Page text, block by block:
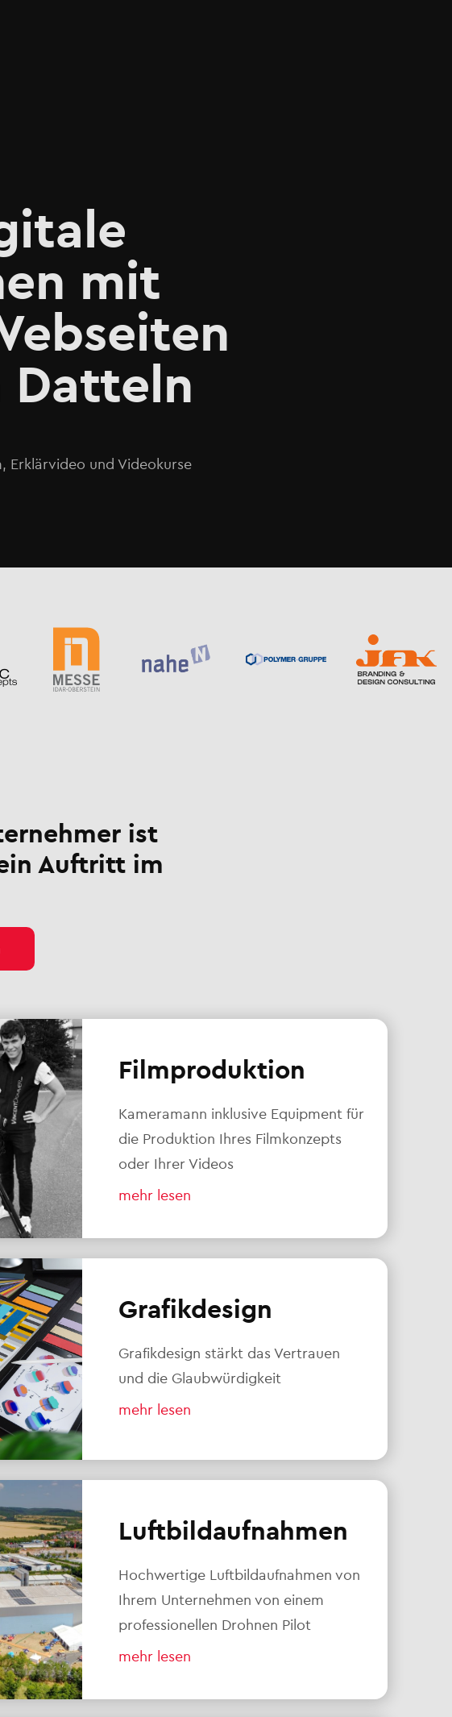
mit
Datteln
Erklärvideo und Videokurse
ist
Auftritt im
Filmproduktion
Kameramann inklusive Equipment für
die Produktion Ihres Filmkonzepts
oder Ihrer Videos
mehr lesen
Grafikdesign
Grafikdesign stärkt das Vertrauen
und die Glaubwürdigkeit
mehr lesen
Luftbildaufnahmen
Hochwertige Luftbildaufnahmen von
Ihrem Unternehmen von einem
professionellen Drohnen Pilot
mehr lesen